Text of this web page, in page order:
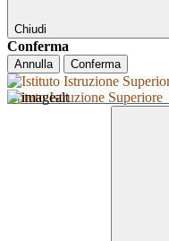
Chiudi
Conferma
Annulla Conferma
Istituto Istruzione Superiore